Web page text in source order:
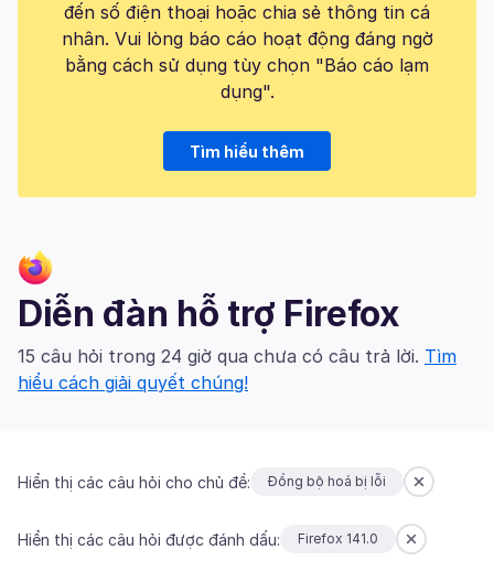
đến số điện thoại hoặc chia sẻ thông tin cá
nhân. Vui lòng báo cáo hoạt động đáng ngờ
bằng cách sử dụng tùy chọn "Báo cáo lạm
dụng".
Tìm hiểu thêm
Diễn đàn hỗ trợ Firefox
15 câu hỏi trong 24 giờ qua chưa có câu trả lời. Tìm
hiểu cách giải quyết chúng!
Hiển thị các câu hỏi cho chủ đề: Đồng bộ hoá bị lỗi
Hiển thị các câu hỏi được đánh dấu: Firefox 141.0